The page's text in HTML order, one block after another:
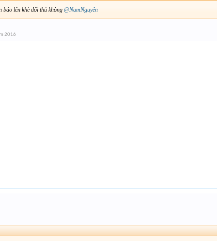
báo lên khè đối thủ không @NamNguyễn
2016